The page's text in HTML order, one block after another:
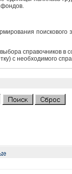
фондов.
справочников в
с необходимого